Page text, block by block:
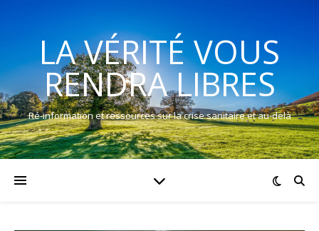
LA VÉRITÉ VOUS
RENDRA LIBRES
Ré-information et ressources sur la crise sanitaire et au-delà